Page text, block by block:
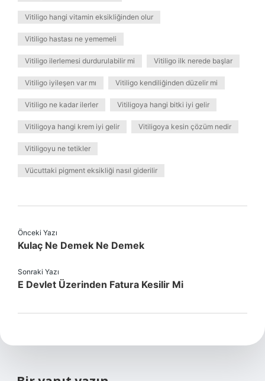
Vitiligo hangi vitamin eksikliğinden olur
Vitiligo hastası ne yememeli
Vitiligo ilerlemesi durdurulabilir mi Vitiligo ilk nerede başlar
Vitiligo iyileşen var mı Vitiligo kendiliğinden düzelir mi
Vitiligo ne kadar ilerler Vitiligoya hangi bitki iyi gelir
Vitiligoya hangi krem iyi gelir Vitiligoya kesin çözüm nedir
Vitiligoyu ne tetikler
Vücuttaki pigment eksikliği nasıl giderilir
Önceki Yazı
Kulaç Ne Demek Ne Demek
Sonraki Yazı
E Devlet Üzerinden Fatura Kesilir Mi